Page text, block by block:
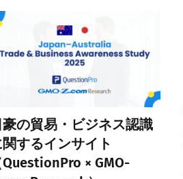
豪の貿易・ビジネス認識
関するインサイト
QuestionPro × GMO-